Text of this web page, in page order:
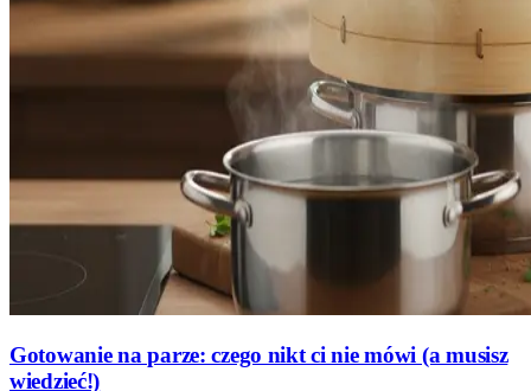
Gotowanie na parze: czego nikt ci nie mówi (a musisz
wiedzieć!)